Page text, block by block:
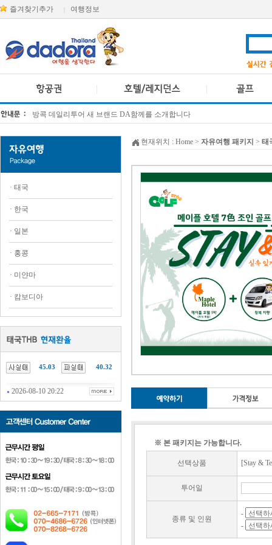
즐겨찾기추가 여행정보
[KTT항공권소식] 대한항공 · 아시아나항공 유류할증료 인상 안내
· 태국
· 한국
· 일본
· 홍콩
· 미얀마
· 캄보디아
45.03 40.32
2026-08-10 20:22
현재위치 : Home > 자유여행 패키지 > 태
※ 본 패키지는 가능합니다.
선택상품 [Stay &
투어일
종류 및 인원
-
-